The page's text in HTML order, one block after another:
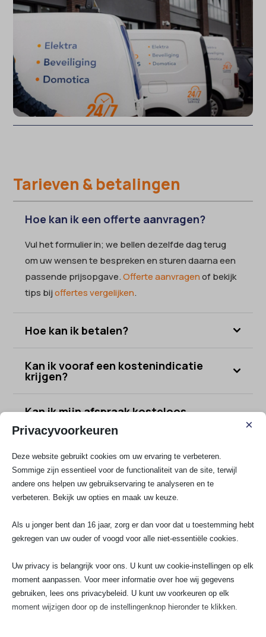
Tarieven & betalingen
Hoe kan ik een offerte aanvragen?
Vul het formulier in; we bellen dezelfde dag terug
om uw wensen te bespreken en sturen daarna een
passende prijsopgave.Offerte aanvragenof bekijk
tips bijoffertes vergelijken.
Hoe kan ik betalen?
Kan ik vooraf een kostenindicatie
krijgen?
Kan ik mijn afspraak kosteloos
annuleren?
Wat zijn de kosten voor de
storingsdienst?
Privacyvoorkeuren ×
Deze website gebruikt cookies om uw ervaring te verbeteren.
Sommige zijn essentieel voor de functionaliteit van de site, terwijl
andere ons helpen uw gebruikservaring te analyseren en te
verbeteren. Bekijk uw opties en maak uw keuze.
Als u jonger bent dan 16 jaar, zorg er dan voor dat u toestemming hebt
gekregen van uw ouder of voogd voor alle niet-essentiële cookies.
Uw privacy is belangrijk voor ons. U kunt uw cookie-instellingen op elk
moment aanpassen. Voor meer informatie over hoe wij gegevens
gebruiken, lees ons privacybeleid. U kunt uw voorkeuren op elk
moment wijzigen door op de instellingenknop hieronder te klikken.